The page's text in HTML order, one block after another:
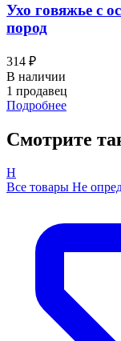
Ухо говяжье с
пород
314 ₽
В наличии
1 продавец
Подробнее
Смотрите
Н
Все товары Не